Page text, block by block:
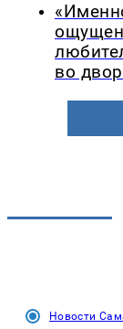
во
Новости